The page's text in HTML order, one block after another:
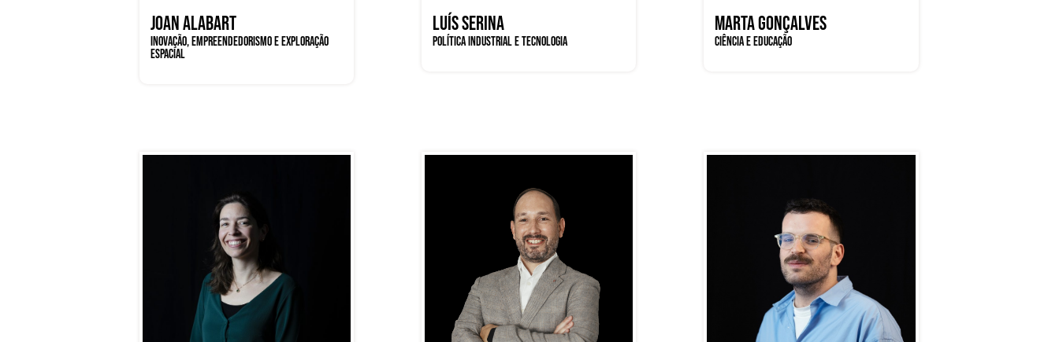
JOAN ALABART
INOVAÇÃO, EMPREENDEDORISMO E EXPLORAÇÃO
ESPACIAL
LUÍS SERINA
POLÍTICA INDUSTRIAL E TECNOLOGIA
MARTA GONÇALVES
CIÊNCIA E EDUCAÇÃO